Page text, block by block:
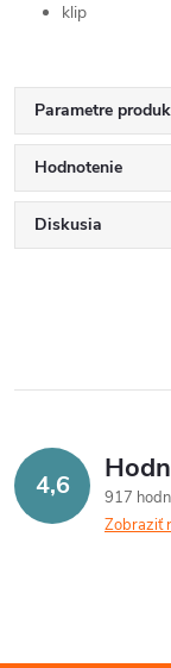
klip
Parametre
Hodnotenie
Diskusia
4,6
917
Zobraziť